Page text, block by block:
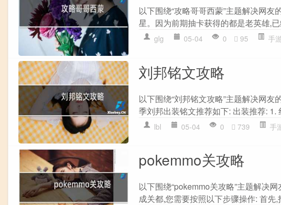
以下围绕“攻略哥哥西蒙”主题解决网
星。因为前期抽卡获得的都是老英雄,
glg 05-04 0 95 手
刘邦铭文攻略
以下围绕“刘邦铭文攻略”主题解决网
季刘邦出装铭文推荐如下: 出装推荐: 1.
lbl 05-04 0 739 手
pokemmo关攻略
以下围绕“pokemmo关攻略”主题解决
成关都,您需要按照以下步骤操作: 首先